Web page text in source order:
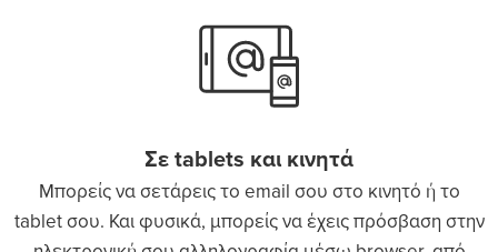
Σε tablets και κινητά
Μπορείς να σετάρεις τo email σου στο κινητό ή το
tablet σου. Και φυσικά, μπορείς να έχεις πρόσβαση στην